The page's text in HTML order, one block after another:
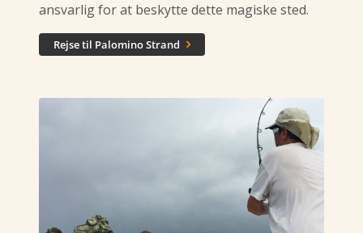
ansvarlig for at beskytte dette magiske sted.
Rejse til Palomino Strand 